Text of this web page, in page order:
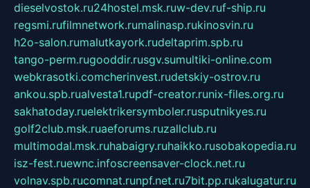
dieselvostok.ru24hostel.msk.ruw-dev.ruf-ship.ru
regsmi.rufilmnetwork.rumalinasp.rukinosvin.ru
h2o-salon.rumalutkayork.rudeltaprim.spb.ru
tango-perm.rugooddir.rusgv.sumultiki-online.com
webkrasotki.comcherinvest.rudetskiy-ostrov.ru
ankou.spb.rualvesta1.rupdf-creator.runix-files.org.ru
sakhatoday.ruelektrikersymboler.rusputnikyes.ru
golf2club.msk.ruaeforums.ruzallclub.ru
multimodal.msk.ruhabaigry.ruhaikko.rusobakopedia.ru
isz-fest.ruewnc.infoscreensaver-clock.net.ru
volnav.spb.rucomnat.runpf.net.ru7bit.pp.rukalugatur.ru